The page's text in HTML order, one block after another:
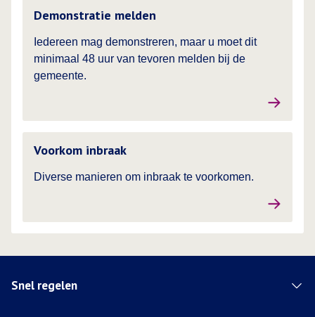
Demonstratie melden
Iedereen mag demonstreren, maar u moet dit
minimaal 48 uur van tevoren melden bij de
gemeente.
Voorkom inbraak
Diverse manieren om inbraak te voorkomen.
Snel regelen